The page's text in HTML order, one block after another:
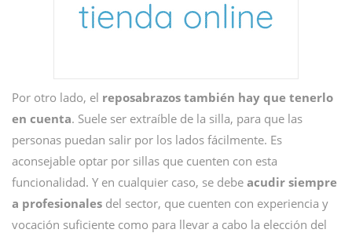
Por otro lado, el reposabrazos también hay que tenerlo
en cuenta. Suele ser extraíble de la silla, para que las
personas puedan salir por los lados fácilmente. Es
aconsejable optar por sillas que cuenten con esta
funcionalidad. Y en cualquier caso, se debe acudir siempre
a profesionales del sector, que cuenten con experiencia y
vocación suficiente como para llevar a cabo la elección del